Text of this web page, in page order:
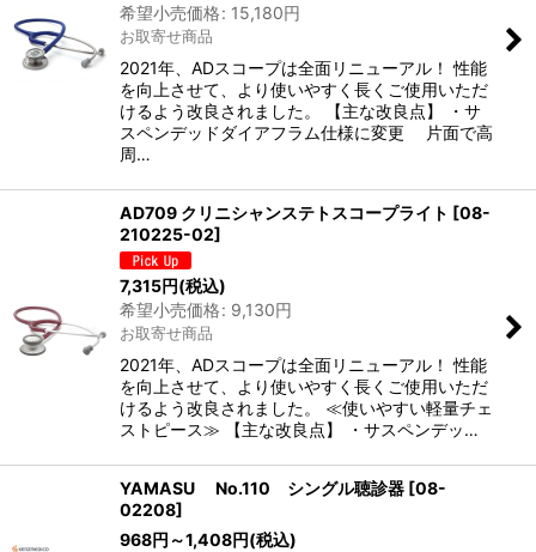
絞り込む
希望小売価格: 15,180円
お取寄せ商品
2021年、ADスコープは全面リニューアル！ 性能
を向上させて、より使いやすく長くご使用いただ
けるよう改良されました。 【主な改良点】 ・サ
スペンデッドダイアフラム仕様に変更 片面で高
周…
AD709 クリニシャンステトスコープライト [08-
210225-02]
7,315円(税込)
希望小売価格: 9,130円
お取寄せ商品
2021年、ADスコープは全面リニューアル！ 性能
を向上させて、より使いやすく長くご使用いただ
けるよう改良されました。 ≪使いやすい軽量チェ
ストピース≫ 【主な改良点】 ・サスペンデッ…
YAMASU No.110 シングル聴診器 [08-
02208]
968円 ～1,408円(税込)